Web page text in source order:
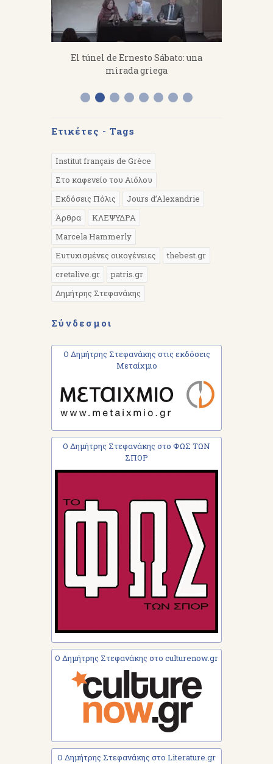
El túnel de Ernesto Sábato: una
mirada griega
Ετικέτες - Tags
Institut français de Grèce
Στο καφενείο του Αιόλου
Εκδόσεις Πόλις
Jours d’Alexandrie
Άρθρα
ΚΛΕΨΥΔΡΑ
Marcela Hammerly
Ευτυχισμένες οικογένειες
thebest.gr
cretalive.gr
patris.gr
Δημήτρης Στεφανάκης
Σύνδεσμοι
Ο Δημήτρης Στεφανάκης στις εκδόσεις
Μεταίχμιο
Ο Δημήτρης Στεφανάκης στο ΦΩΣ ΤΩΝ
ΣΠΟΡ
Ο Δημήτρης Στεφανάκης στο culturenow.gr
Ο Δημήτρης Στεφανάκης στο Literature.gr